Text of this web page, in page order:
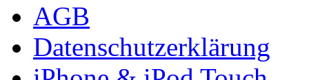
AGB
Datenschutzerklärung